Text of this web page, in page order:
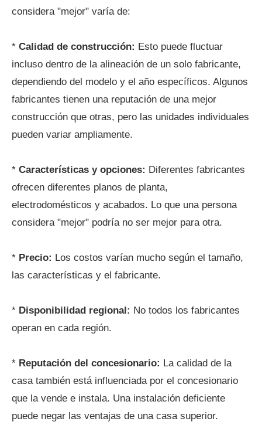
considera "mejor" varía de:
* Calidad de construcción: Esto puede fluctuar
incluso dentro de la alineación de un solo fabricante,
dependiendo del modelo y el año específicos. Algunos
fabricantes tienen una reputación de una mejor
construcción que otras, pero las unidades individuales
pueden variar ampliamente.
* Características y opciones: Diferentes fabricantes
ofrecen diferentes planos de planta,
electrodomésticos y acabados. Lo que una persona
considera "mejor" podría no ser mejor para otra.
* Precio: Los costos varían mucho según el tamaño,
las características y el fabricante.
* Disponibilidad regional: No todos los fabricantes
operan en cada región.
* Reputación del concesionario: La calidad de la
casa también está influenciada por el concesionario
que la vende e instala. Una instalación deficiente
puede negar las ventajas de una casa superior.